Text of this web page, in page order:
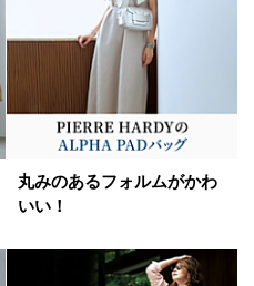
丸みのあるフォルムがかわ
いい！